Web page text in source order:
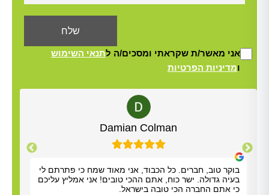
אני מאשר/ת שקראתי ומסכים/ה לתנאי השימוש
ומדיניות הפרטיות
Yisrael Woolf
תודה על כל העזרה. התרשמנו מאוד מנריה לויאני. הוא
הגיע תוך שעה, ביצע את העבודה מהר ונתן לנו הסברים
ברורים. כל הכבוד!